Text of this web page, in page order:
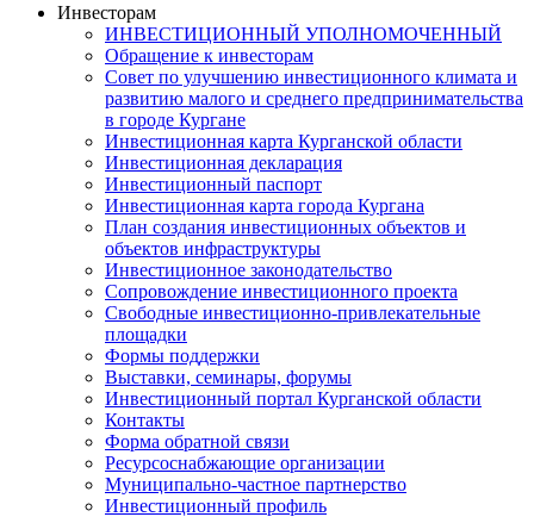
Инвесторам
ИНВЕСТИЦИОННЫЙ УПОЛНОМОЧЕННЫЙ
Обращение к инвесторам
Совет по улучшению инвестиционного климата и
развитию малого и среднего предпринимательства
в городе Кургане
Инвестиционная карта Курганской области
Инвестиционная декларация
Инвестиционный паспорт
Инвестиционная карта города Кургана
План создания инвестиционных объектов и
объектов инфраструктуры
Инвестиционное законодательство
Сопровождение инвестиционного проекта
Свободные инвестиционно-привлекательные
площадки
Формы поддержки
Выставки, семинары, форумы
Инвестиционный портал Курганской области
Контакты
Форма обратной связи
Ресурсоснабжающие организации
Муниципально-частное партнерство
Инвестиционный профиль